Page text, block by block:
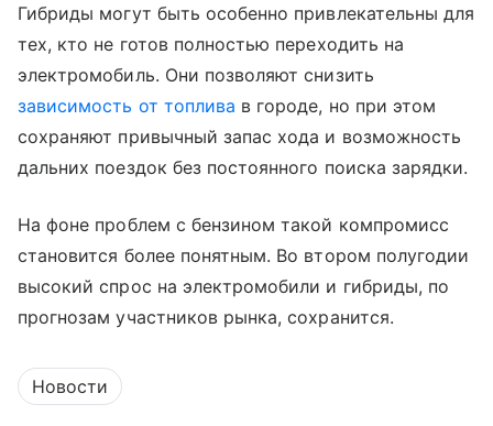
Гибриды могут быть особенно привлекательны для
тех, кто не готов полностью переходить на
электромобиль. Они позволяют снизить
зависимость от топлива в городе, но при этом
сохраняют привычный запас хода и возможность
дальних поездок без постоянного поиска зарядки.
На фоне проблем с бензином такой компромисс
становится более понятным. Во втором полугодии
высокий спрос на электромобили и гибриды, по
прогнозам участников рынка, сохранится.
Новости